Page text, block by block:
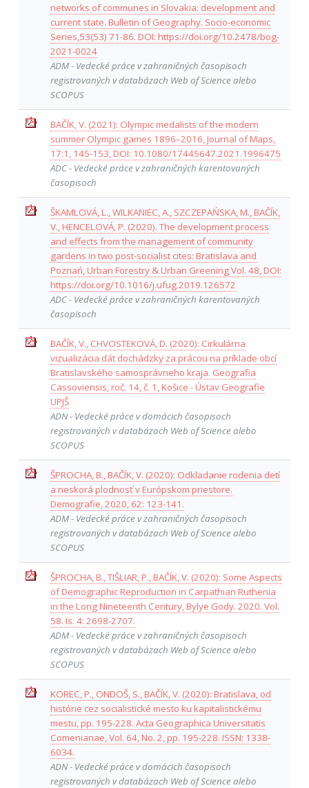
networks of communes in Slovakia: development and
current state. Bulletin of Geography. Socio-economic
Series,53(53) 71-86. DOI: https://doi.org/10.2478/bog-
2021-0024
ADM - Vedecké práce v zahraničných časopisoch
registrovaných v databázach Web of Science alebo
SCOPUS
BAČÍK, V. (2021): Olympic medalists of the modern
summer Olympic games 1896–2016, Journal of Maps,
17:1, 145-153, DOI: 10.1080/17445647.2021.1996475
ADC - Vedecké práce v zahraničných karentovaných
časopisoch
ŠKAMLOVÁ, L., WILKANIEC, A., SZCZEPAŃSKA, M., BAČÍK,
V., HENCELOVÁ, P. (2020). The development process
and effects from the management of community
gardens in two post-socialist cites: Bratislava and
Poznań, Urban Forestry & Urban Greening Vol. 48, DOI:
https://doi.org/10.1016/j.ufug.2019.126572
ADC - Vedecké práce v zahraničných karentovaných
časopisoch
BAČÍK, V., CHVOSTEKOVÁ, D. (2020): Cirkulárna
vizualizácia dát dochádzky za prácou na príklade obcí
Bratislavského samosprávneho kraja. Geografia
Cassoviensis, roč. 14, č. 1, Košice - Ústav Geografie
UPJŠ
ADN - Vedecké práce v domácich časopisoch
registrovaných v databázach Web of Science alebo
SCOPUS
ŠPROCHA, B., BAČÍK, V. (2020): Odkladanie rodenia detí
a neskorá plodnosť v Európskom priestore.
Demografie, 2020, 62: 123-141.
ADM - Vedecké práce v zahraničných časopisoch
registrovaných v databázach Web of Science alebo
SCOPUS
ŠPROCHA, B., TIŠLIAR, P., BAČÍK, V. (2020): Some Aspects
of Demographic Reproduction in Carpathian Ruthenia
in the Long Nineteenth Century, Bylye Gody. 2020. Vol.
58. Is. 4: 2698-2707.
ADM - Vedecké práce v zahraničných časopisoch
registrovaných v databázach Web of Science alebo
SCOPUS
KOREC, P., ONDOŠ, S., BAČÍK, V. (2020): Bratislava, od
histórie cez socialistické mesto ku kapitalistickému
mestu, pp. 195-228. Acta Geographica Universitatis
Comenianae, Vol. 64, No. 2, pp. 195-228. ISSN: 1338-
6034.
ADN - Vedecké práce v domácich časopisoch
registrovaných v databázach Web of Science alebo